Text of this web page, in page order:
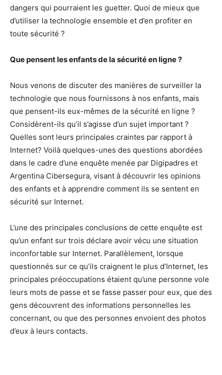
dangers qui pourraient les guetter. Quoi de mieux que
d’utiliser la technologie ensemble et d’en profiter en
toute sécurité ?
Que pensent les enfants de la sécurité en ligne ?
Nous venons de discuter des manières de surveiller la
technologie que nous fournissons à nos enfants, mais
que pensent-ils eux-mêmes de la sécurité en ligne ?
Considèrent-ils qu’il s’agisse d’un sujet important ?
Quelles sont leurs principales craintes par rapport à
Internet? Voilà quelques-unes des questions abordées
dans le cadre d’une enquête menée par Digipadres et
Argentina Cibersegura, visant à découvrir les opinions
des enfants et à apprendre comment ils se sentent en
sécurité sur Internet.
L’une des principales conclusions de cette enquête est
qu’un enfant sur trois déclare avoir vécu une situation
inconfortable sur Internet. Parallèlement, lorsque
questionnés sur ce qu’ils craignent le plus d’Internet, les
principales préoccupations étaient qu’une personne vole
leurs mots de passe et se fasse passer pour eux, que des
gens découvrent des informations personnelles les
concernant, ou que des personnes envoient des photos
d’eux à leurs contacts.